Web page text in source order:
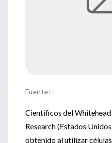
Fuente:
Científicos del
Research (Estados
obtenido al utilizar